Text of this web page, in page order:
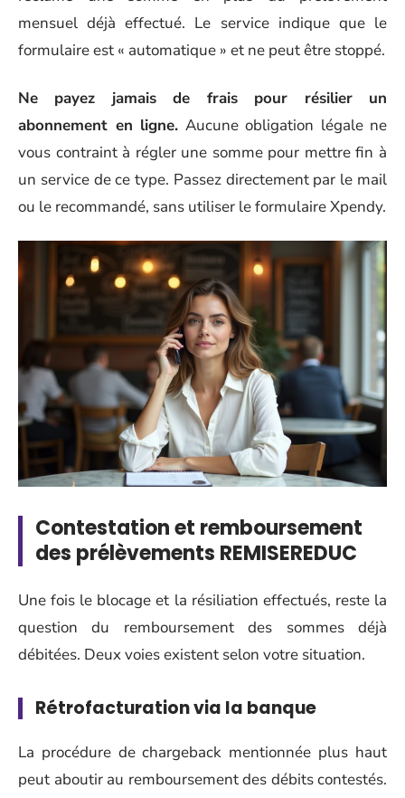
mensuel déjà effectué. Le service indique que le
formulaire est « automatique » et ne peut être stoppé.
Ne payez jamais de frais pour résilier un
abonnement en ligne. Aucune obligation légale ne
vous contraint à régler une somme pour mettre fin à
un service de ce type. Passez directement par le mail
ou le recommandé, sans utiliser le formulaire Xpendy.
Contestation et remboursement
des prélèvements REMISEREDUC
Une fois le blocage et la résiliation effectués, reste la
question du remboursement des sommes déjà
débitées. Deux voies existent selon votre situation.
Rétrofacturation via la banque
La procédure de chargeback mentionnée plus haut
peut aboutir au remboursement des débits contestés.